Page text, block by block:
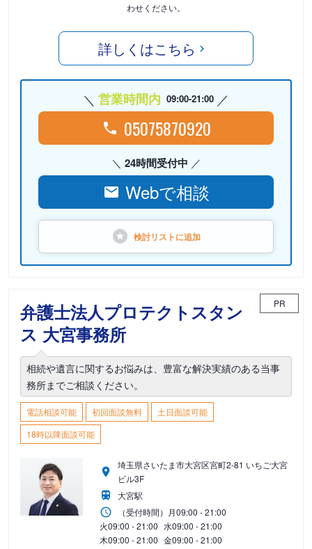
わせください。
詳しくはこちら
営業時間内 09:00-21:00
05075870920
24時間受付中
Webで相談
検討リストに追加
弁護士法人プロテクトスタン
ス 大宮事務所
PR
相続や遺言に関するお悩みは、豊富な解決実績のある当事
務所までご相談ください。
電話相談可能 初回面談無料
土日面談可能
18時以降面談可能
埼玉県さいたま市大宮区宮町2-81 いちご大宮
ビル3F
大宮駅
（受付時間） 月09:00 - 21:00
火09:00 - 21:00 水09:00 - 21:00
木09:00 - 21:00 金09:00 - 21:00